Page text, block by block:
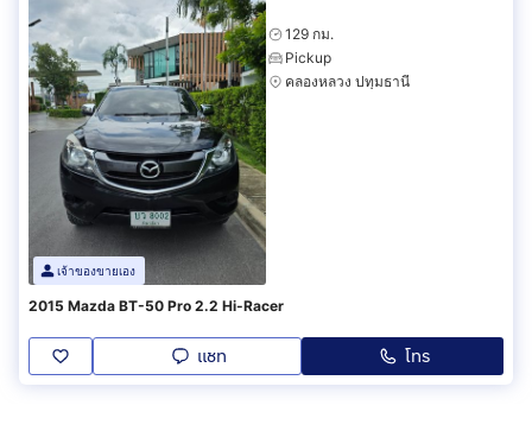
เจ้าของขายเอง
129 กม.
Pickup
คลองหลวง ปทุมธานี
2015 Mazda BT-50 Pro 2.2 Hi-Racer
แชท โทร